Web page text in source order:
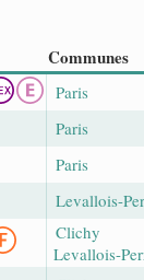
Communes
Paris
Paris
Paris
Levallois-
Clichy
Levallois-